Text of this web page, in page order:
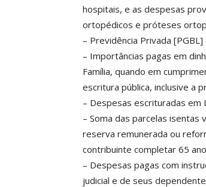
hospitais, e as despesas
ortopédicos e próteses
– Previdência Privada
– Importâncias pagas em
Família, quando em
escritura pública, inclusive a
– Despesas escrituradas em
– Soma das parcelas
reserva remunerada ou
contribuinte completar 65
– Despesas pagas com
judicial e de seus